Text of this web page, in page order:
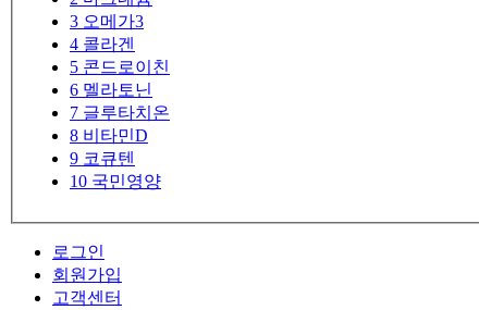
3 오메가3
4 콜라겐
5 콘드로이친
6 멜라토닌
7 글루타치온
8 비타민D
9 코큐텐
10 국민영양
로그인
회원가입
고객센터